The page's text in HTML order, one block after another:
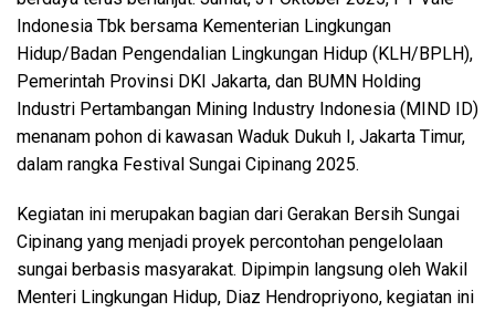
Indonesia Tbk bersama Kementerian Lingkungan
Hidup/Badan Pengendalian Lingkungan Hidup (KLH/BPLH),
Pemerintah Provinsi DKI Jakarta, dan BUMN Holding
Industri Pertambangan Mining Industry Indonesia (MIND ID)
menanam pohon di kawasan Waduk Dukuh I, Jakarta Timur,
dalam rangka Festival Sungai Cipinang 2025.
Kegiatan ini merupakan bagian dari Gerakan Bersih Sungai
Cipinang yang menjadi proyek percontohan pengelolaan
sungai berbasis masyarakat. Dipimpin langsung oleh Wakil
Menteri Lingkungan Hidup, Diaz Hendropriyono, kegiatan ini